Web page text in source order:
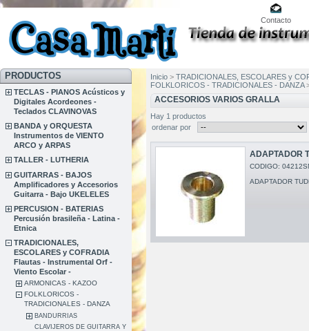
Contacto
PRODUCTOS
TECLAS - PIANOS Acústicos y
Digitales Acordeones -
Teclados CLAVINOVAS
BANDA y ORQUESTA
Instrumentos de VIENTO
ARCO y ARPAS
TALLER - LUTHERIA
GUITARRAS - BAJOS
Amplificadores y Accesorios
Guitarra - Bajo UKELELES
PERCUSION - BATERIAS
Percusión brasileña - Latina -
Etnica
TRADICIONALES,
ESCOLARES y COFRADIA
Flautas - Instrumental Orf -
Viento Escolar -
ARMONICAS - KAZOO
FOLKLORICOS -
TRADICIONALES - DANZA
BANDURRIAS
CLAVIJEROS DE GUITARRA Y
Inicio > TRADICIONALES, ESCOLARES y
FOLKLORICOS - TRADICIONALES - DANZA
ACCESORIOS VARIOS GRALLA
Hay 1 productos
ordenar por
ADAPTADOR
CODIGO:
ADAPTADOR